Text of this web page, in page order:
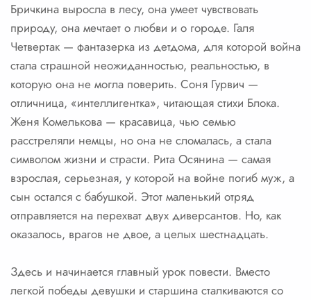
Бричкина выросла в лесу, она умеет чувствовать
природу, она мечтает о любви и о городе. Галя
Четвертак — фантазерка из детдома, для которой война
стала страшной неожиданностью, реальностью, в
которую она не могла поверить. Соня Гурвич —
отличница, «интеллигентка», читающая стихи Блока.
Женя Комелькова — красавица, чью семью
расстреляли немцы, но она не сломалась, а стала
символом жизни и страсти. Рита Осянина — самая
взрослая, серьезная, у которой на войне погиб муж, а
сын остался с бабушкой. Этот маленький отряд
отправляется на перехват двух диверсантов. Но, как
оказалось, врагов не двое, а целых шестнадцать.
Здесь и начинается главный урок повести. Вместо
легкой победы девушки и старшина сталкиваются со